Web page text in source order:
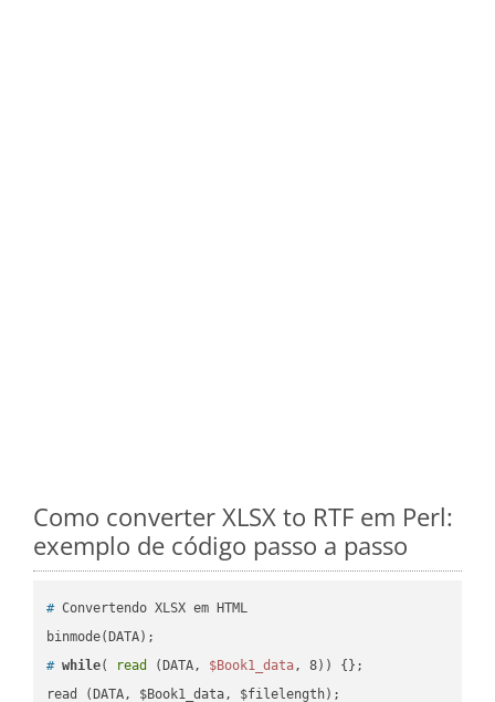
Como converter XLSX to RTF em Perl:
exemplo de código passo a passo
# Convertendo XLSX em HTML
# while( read (DATA, $Book1_data, 8)) {};
read (DATA, $Book1_data, $filelength);